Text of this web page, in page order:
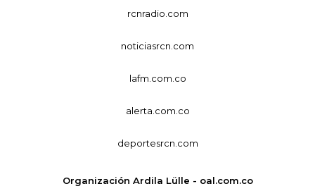
rcnradio.com
noticiasrcn.com
lafm.com.co
alerta.com.co
deportesrcn.com
Organización Ardila Lülle - oal.com.co